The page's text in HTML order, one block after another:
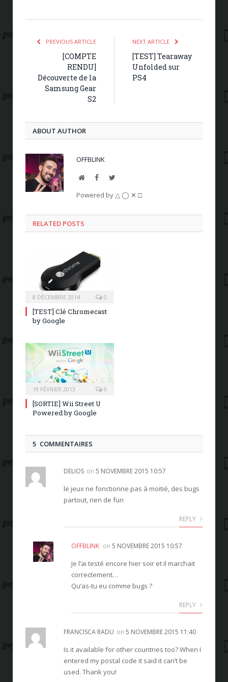
PREVIOUS ARTICLE
[COMPTE
RENDU]
Découverte de la
Samsung Gear
S2
NEXT ARTICLE
[TEST] Tearaway
Unfolded sur
PS4
ABOUT AUTHOR
OFFBLINK
WebsiteFacebookTwitter
Powered by △ ◯ ✕ □
RELATED POSTS
8 DÉCEMBRE 2014 0
[TEST] Clé Chromecast
by Google
19 FÉVRIER 2013 0
[SORTIE] Wii Street U
Powered by Google
5 COMMENTAIRES
DELIOS on 5 NOVEMBRE 2015 10:57
le jeux ne fonctionne pas à moitié, des bugs
partout, rien de fun
REPLY
OFFBLINK on 5 NOVEMBRE 2015 10:57
Je l’ai testé encore hier soir et il marchait
correctement…
Qu’as-tu eu comme bugs ?
REPLY
FRANCISCA RADU on 5 NOVEMBRE 2015 11:40
Is it available for other countries too? When I
entered my postal code it said it can’t be
used. Thank you!